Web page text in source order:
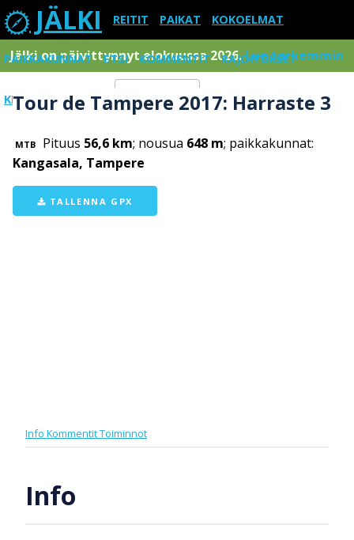
JÄLKI REITIT PAIKAT KOKOELMAT
PAIKKAKUNNAT ETSI KOMMENTIT RAJOITUKSET
KIRJAUDU SISÄÄN Menu
Jälki on päivittynnyt elokuussa 2026.Lue tarkemmin
Tour de Tampere 2017: Harraste 3
MTB Pituus 56,6 km; nousua 648 m; paikkakunnat:
Kangasala, Tampere
TALLENNA GPX
Info KommentitToiminnot
Info